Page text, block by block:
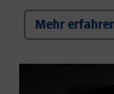
Mehr